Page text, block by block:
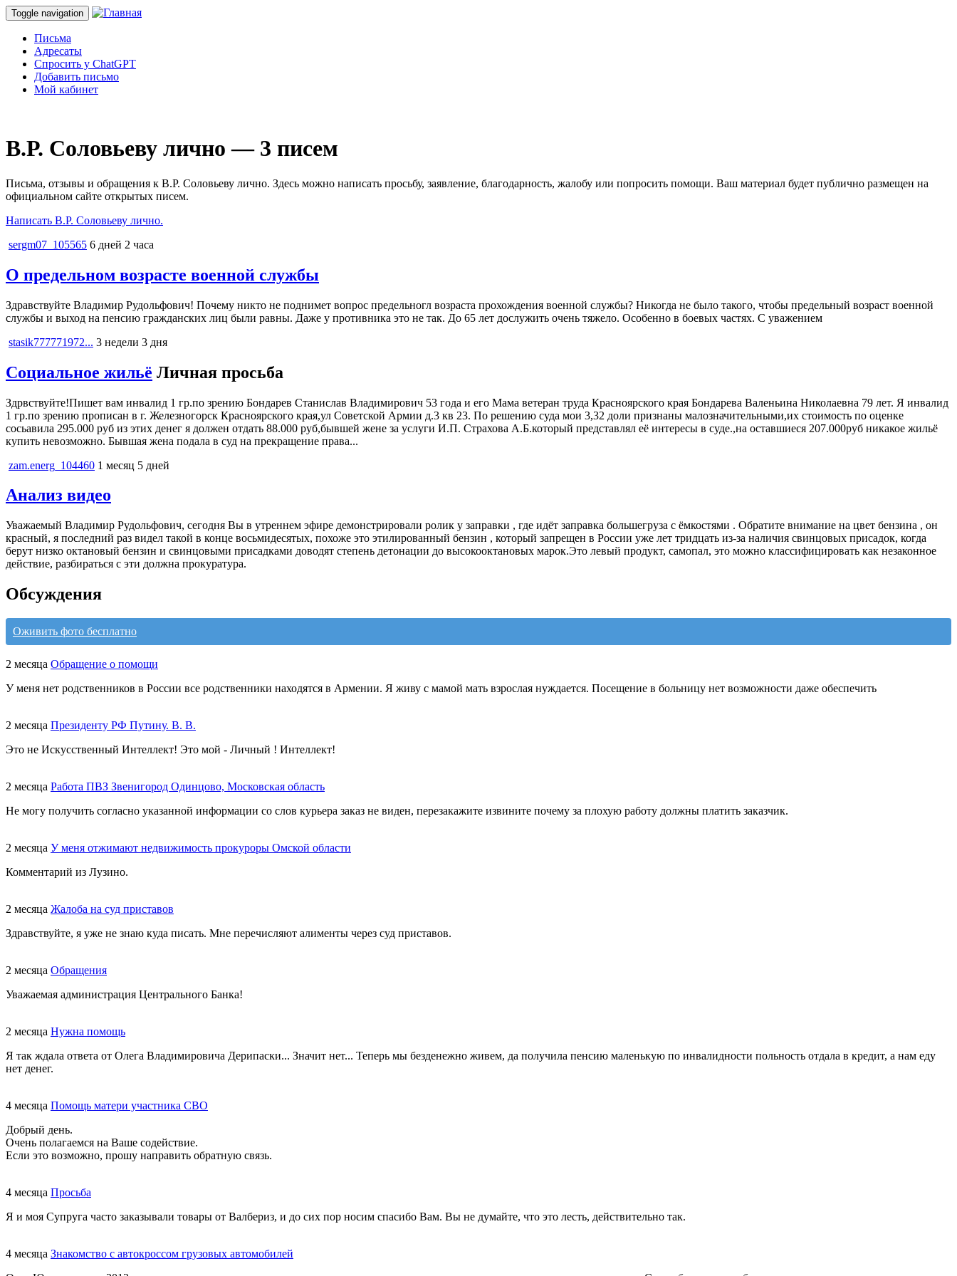
Toggle navigation
Письма
Адресаты
Спросить у ChatGPT
Добавить письмо
Мой кабинет
В.Р. Соловьеву лично — 3 писем
Письма, отзывы и обращения к В.Р. Соловьеву лично. Здесь можно написать просьбу, заявление, благодарность, жалобу или попросить помощи. Ваш материал будет публично размещен на
официальном сайте открытых писем.
Написать В.Р. Соловьеву лично.
sergm07_105565 6 дней 2 часа
О предельном возрасте военной службы
Здравствуйте Владимир Рудольфович! Почему никто не поднимет вопрос предельногл возраста прохождения военной службы? Никогда не было такого, чтобы предельный возраст военной
службы и выход на пенсию гражданских лиц были равны. Даже у противника это не так. До 65 лет дослужить очень тяжело. Особенно в боевых частях. С уважением
stasik777771972... 3 недели 3 дня
Социальное жильё Личная просьба
Здрвствуйте!Пишет вам инвалид 1 гр.по зрению Бондарев Станислав Владимирович 53 года и его Мама ветеран труда Красноярского края Бондарева Валеньина Николаевна 79 лет. Я инвалид
1 гр.по зрению прописан в г. Железногорск Красноярского края,ул Советской Армии д.3 кв 23. По решению суда мои 3,32 доли признаны малозначительными,их стоимость по оценке
сосьавила 295.000 руб из этих денег я должен отдать 88.000 руб,бывшей жене за услуги И.П. Страхова А.Б.который представлял её интересы в суде.,на оставшиеся 207.000руб никакое жильё
купить невозможно. Бывшая жена подала в суд на прекращение права...
zam.energ_104460 1 месяц 5 дней
Анализ видео
Уважаемый Владимир Рудольфович, сегодня Вы в утреннем эфире демонстрировали ролик у заправки , где идёт заправка большегруза с ёмкостями . Обратите внимание на цвет бензина , он
красный, я последний раз видел такой в конце восьмидесятых, похоже это этилированный бензин , который запрещен в России уже лет тридцать из-за наличия свинцовых присадок, когда
берут низко октановый бензин и свинцовыми присадками доводят степень детонации до высокооктановых марок.Это левый продукт, самопал, это можно классифицировать как незаконное
действие, разбираться с эти должна прокуратура.
Обсуждения
Оживить фото бесплатно
2 месяца Обращение о помощи
У меня нет родственников в России все родственники находятся в Армении. Я живу с мамой мать взрослая нуждается. Посещение в больницу нет возможности даже обеспечить
2 месяца Президенту РФ Путину. В. В.
Это не Искусственный Интеллект! Это мой - Личный ! Интеллект!
2 месяца Работа ПВЗ Звенигород Одинцово, Московская область
Не могу получить согласно указанной информации со слов курьера заказ не виден, перезакажите извините почему за плохую работу должны платить заказчик.
2 месяца У меня отжимают недвижимость прокуроры Омской области
Комментарий из Лузино.
2 месяца Жалоба на суд приставов
Здравствуйте, я уже не знаю куда писать. Мне перечисляют алименты через суд приставов.
2 месяца Обращения
Уважаемая администрация Центрального Банка!
2 месяца Нужна помощь
Я так ждала ответа от Олега Владимировича Дерипаски... Значит нет... Теперь мы безденежно живем, да получила пенсию маленькую по инвалидности польность отдала в кредит, а нам еду
нет денег.
4 месяца Помощь матери участника СВО
Добрый день.
Очень полагаемся на Ваше содействие.
Если это возможно, прошу направить обратную связь.
4 месяца Просьба
Я и моя Супруга часто заказывали товары от Валбериз, и до сих пор носим спасибо Вам. Вы не думайте, что это лесть, действительно так.
4 месяца Знакомство с автокроссом грузовых автомобилей